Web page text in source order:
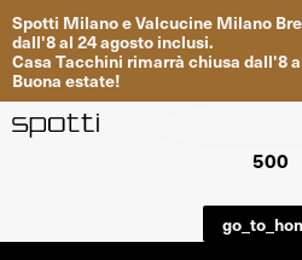
Spotti MilanoeValcucine Milano
dall'8al 24agosto inclusi.
Casa Tacchini rimarrà chiusa dall'8
Buona estate!
Progetti
500